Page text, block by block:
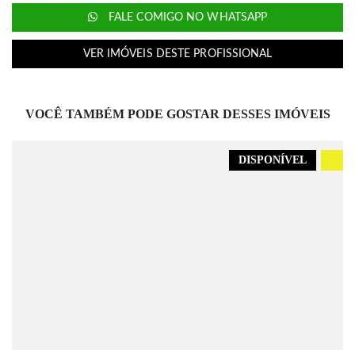
FALE COMIGO NO WHATSAPP
VER IMÓVEIS DESTE PROFISSIONAL
VOCÊ TAMBÉM PODE GOSTAR DESSES IMÓVEIS
DISPONÍVEL